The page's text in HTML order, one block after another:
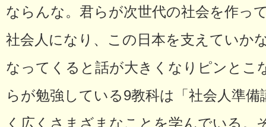
ならんな。君らが次世代の社会を作っ
社会人になり、この日本を支えていか
なってくると話が大きくなりピンとこ
らが勉強している9教科は「社会人準
く広くさまざまなことを学んでいる。